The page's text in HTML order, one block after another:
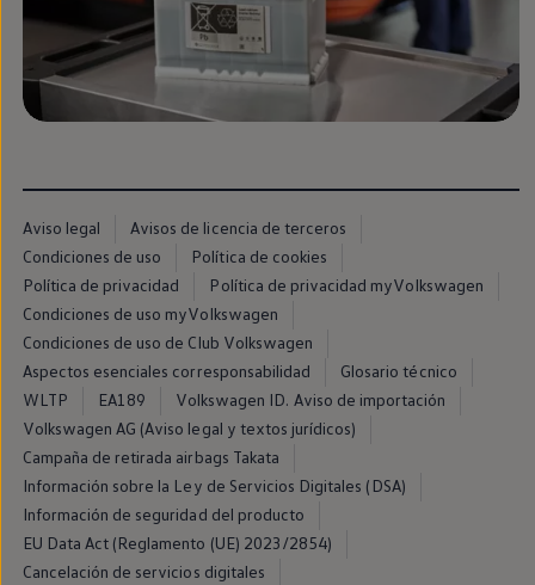
Llantas y neumáticos
Recambios Volkswagen
Accesorios y merchandising
Seguridad
Transporte
Entretenimiento
Merchandising
Tu coche conectado
Luces de advertencia
Información sobre EA189
Accede a My Volkswagen
Todo sobre tu Volkswagen
Información sobre Diésel XTL
Suscripción de mantenimiento Long Drive
Modelos anteriores
Beetle
Scirocco
Jetta
Sharan
Golf
Polo
Passat
Tiguan
Aviso legal
Avisos de licencia de terceros
Condiciones de uso
Política de cookies
Política de privacidad
Política de privacidad myVolkswagen
Condiciones de uso myVolkswagen
Condiciones de uso de Club Volkswagen
Aspectos esenciales corresponsabilidad
Glosario técnico
WLTP
EA189
Volkswagen ID. Aviso de importación
Volkswagen AG (Aviso legal y textos jurídicos)
Campaña de retirada airbags Takata
Información sobre la Ley de Servicios Digitales (DSA)
Información de seguridad del producto
EU Data Act (Reglamento (UE) 2023/2854)
Cancelación de servicios digitales